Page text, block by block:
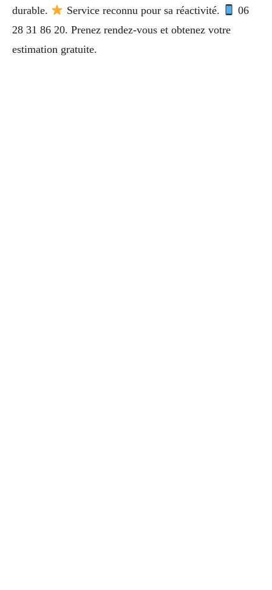
durable.
Service reconnu pour sa réactivité.
06
28 31 86 20. Prenez rendez-vous et obtenez votre
estimation gratuite.